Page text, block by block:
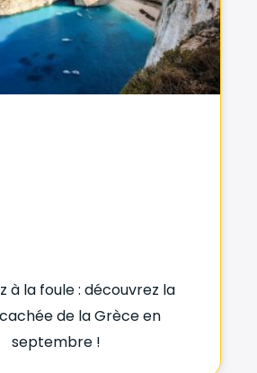
à la foule : découvrez la
de la Grèce en
septembre !